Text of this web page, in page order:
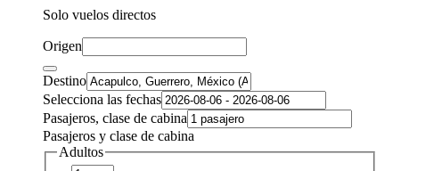
Solo vuelos directos
Origen
Destino
Selecciona las fechas
Pasajeros, clase de cabina
Pasajeros y clase de cabina
Adultos